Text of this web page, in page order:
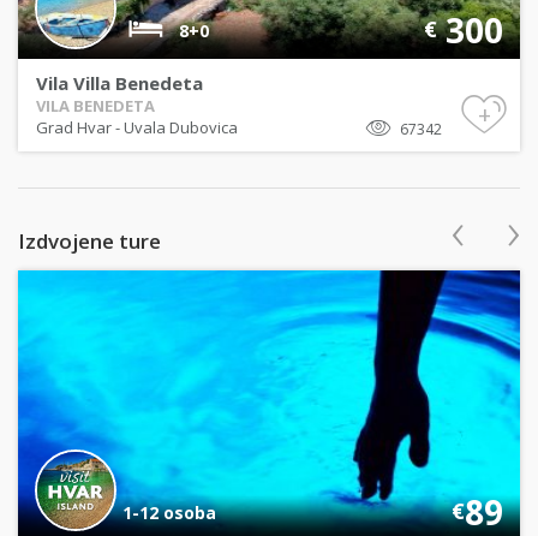
8+0 €300
Vila Villa Benedeta
VILA BENEDETA
67342
Grad Hvar-Uvala Dubovica +
Izdvojene ture
1-12 osoba €89
‹ ›